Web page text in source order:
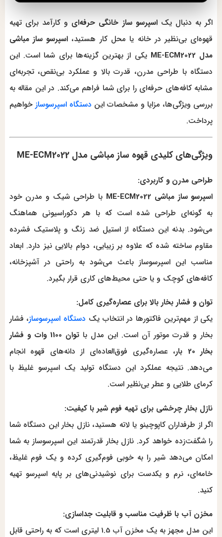
اگر به دنبال یکاسپرسو ساز خانگی حرفه‌ای و کارآمد برای تهیه
قهوه‌ای بی‌نظیر در خانه یا محل کار هستید، اسپرسو ساز مباشی
مدل ME-ECM2022
یکی از بهترین گزینه‌ها برای شما است. این
دستگاه با طراحی مدرن، قدرت بالا و عملکرد بی‌نقص، تجربه‌ای
مشابه کافه‌های حرفه‌ای را برای شما فراهم می‌کند. در این مقاله به
بررسی ویژگی‌ها، مزایا و مشخصات این دستگاه اسپرسوساز خواهیم
پرداخت.
ویژگی‌های کلیدی قهوه ساز مباشی مدل ME-ECM2022
طراحی مدرن و کاربردی:
اسپرسو ساز مباشی ME-ECM2022
با طراحی شیک و مدرن خود
به گونه‌ای طراحی شده است که با هر دکوراسیونی هماهنگ
می‌شود. بدنه این دستگاه از استیل ضد زنگ و پلاستیک فشرده
مقاوم ساخته شده که علاوه بر زیبایی، دوام بالایی نیز دارد. ابعاد
مناسب این اسپرسوساز باعث می‌شود به راحتی در آشپزخانه،
کافه‌های کوچک و یا حتی محیط‌های کاری قرار بگیرد.
توان و فشار بخار بالا برای عصاره‌گیری کامل:
یکی از مهم‌ترین فاکتورها در انتخاب یک دستگاه اسپرسوساز، فشار
بخار و قدرت موتور آن است. این مدل با
توان 1100 وات و فشار
بخار 20 بار
، عصاره‌گیری فوق‌العاده‌ای از دانه‌های قهوه انجام
می‌دهد. نتیجه عملکرد این دستگاه تولید یک اسپرسو غلیظ با
کرمای طلایی و عطر بی‌نظیر است.
نازل بخار چرخشی برای تهیه فوم شیر با کیفیت:
اگر از طرفداران کاپوچینو یا لاته هستید، نازل بخار این دستگاه شما
را شگفت‌زده خواهد کرد. نازل بخار قدرتمند این اسپرسوساز به شما
امکان می‌دهد شیر را به خوبی فوم‌گیری کرده و یک فوم غلیظ،
خامه‌ای، نرم و یکدست برای نوشیدنی‌های بر پایه اسپرسو تهیه
کنید.
مخزن آب با ظرفیت مناسب و قابلیت جداسازی:
این مدل مجهز به یک مخزن آب 1.5 لیتری است که به راحتی قابل